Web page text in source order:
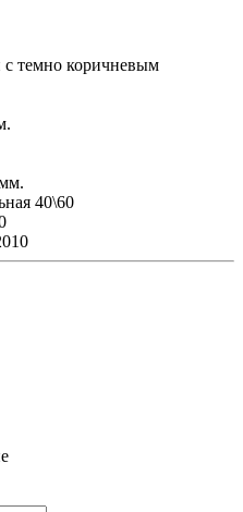
темно коричневым
40\60